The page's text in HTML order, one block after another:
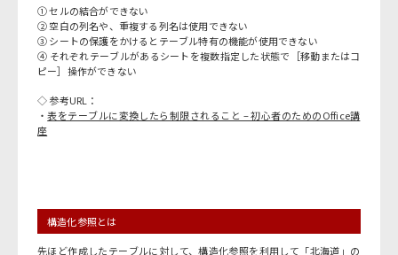
① セルの結合ができない
② 空白の列名や、重複する列名は使用できない
③ シートの保護をかけるとテーブル特有の機能が使用できない
④ それぞれテーブルがあるシートを複数指定した状態で［移動またはコ
ピー］操作ができない
◇ 参考URL：
・表をテーブルに変換したら制限されること – 初心者のためのOffice講
座
構造化参照とは
先ほど作成したテーブルに対して、構造化参照を利用して「北海道」の